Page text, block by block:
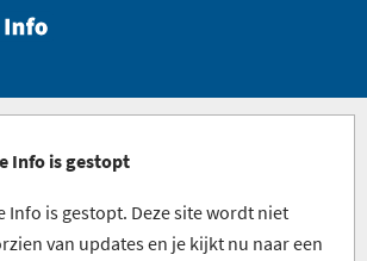
Info is gestopt
Info is gestopt. Deze site wordt niet
van updates en je kijkt nu naar een